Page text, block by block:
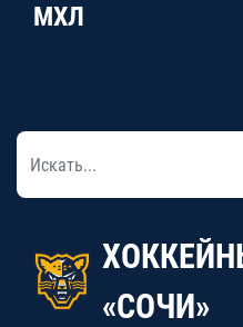
МХЛ
«СОЧИ»